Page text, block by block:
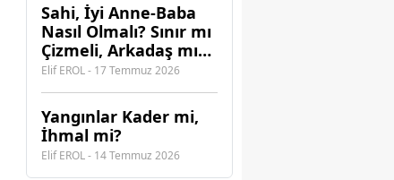
​Sahi, İyi Anne-Baba
Nasıl Olmalı? Sınır mı
Çizmeli, Arkadaş mı
Olmalı?
Elif EROL - 17 Temmuz 2026
Yangınlar Kader mi,
İhmal mi?
Elif EROL - 14 Temmuz 2026